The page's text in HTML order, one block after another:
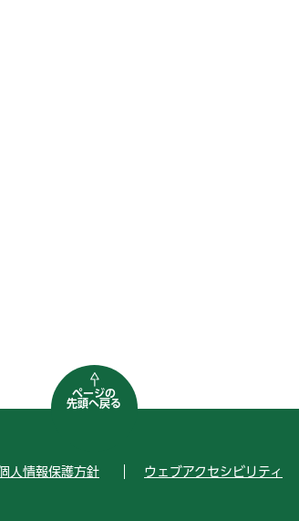
ページの
先頭へ戻る
人情報保護方針 ウェブアクセシビリティ